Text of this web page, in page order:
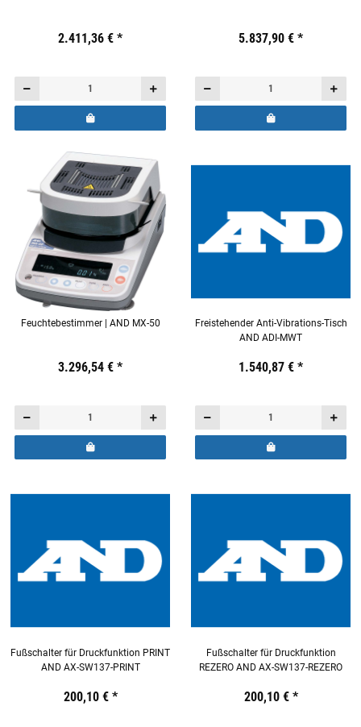
19,44 €inkl. 19% USt.
2.411,36 € * 19,44 €inkl. 19% USt.
5.837,90 € *
Feuchtebestimmer | AND MX-50
19,44 €inkl. 19% USt.
3.296,54 € *
Freistehender Anti-Vibrations-Tisch
AND ADI-MWT
19,44 €inkl. 19% USt.
1.540,87 € *
Fußschalter für Druckfunktion PRINT
AND AX-SW137-PRINT
19,44 €inkl. 19% USt.
200,10 € *
Fußschalter für Druckfunktion
REZERO AND AX-SW137-REZERO
19,44 €inkl. 19% USt.
200,10 € *